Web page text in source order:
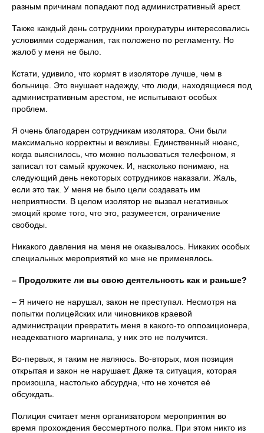
разным причинам попадают под административный арест.
Также каждый день сотрудники прокуратуры интересовались
условиями содержания, так положено по регламенту. Но
жалоб у меня не было.
Кстати, удивило, что кормят в изоляторе лучше, чем в
больнице. Это внушает надежду, что люди, находящиеся под
административным арестом, не испытывают особых
проблем.
Я очень благодарен сотрудникам изолятора. Они были
максимально корректны и вежливы. Единственный нюанс,
когда выяснилось, что можно пользоваться телефоном, я
записал тот самый кружочек. И, насколько понимаю, на
следующий день некоторых сотрудников наказали. Жаль,
если это так. У меня не было цели создавать им
неприятности. В целом изолятор не вызвал негативных
эмоций кроме того, что это, разумеется, ограничение
свободы.
Никакого давления на меня не оказывалось. Никаких особых
специальных мероприятий ко мне не применялось.
– Продолжите ли вы свою деятельность как и раньше?
– Я ничего не нарушал, закон не преступал. Несмотря на
попытки полицейских или чиновников краевой
администрации превратить меня в какого-то оппозиционера,
неадекватного маргинала, у них это не получится.
Во-первых, я таким не являюсь. Во-вторых, моя позиция
открытая и закон не нарушает. Даже та ситуация, которая
произошла, настолько абсурдна, что не хочется её
обсуждать.
Полиция считает меня организатором мероприятия во
время прохождения бессмертного полка. При этом никто из